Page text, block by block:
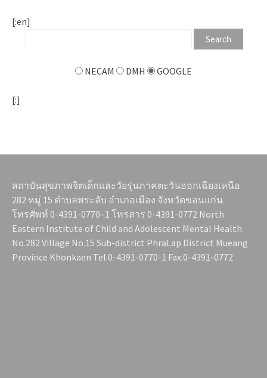
[:en]
NECAM DMH GOOGLE
[:]
สถาบันสุขภาพจิตเด็กและวัยรุ่นภาคตะวันออกเฉียงเหนือ
282 หมู่ 15 ตำบลพระลับ อำเภอเมือง จังหวัดขอนแก่น
โทรศัพท์ 0-4391-0770–1 โทรสาร 0-4391-0772 North
Eastern Institute of Child and Adolescent Mental Health
No.282 Village No.15 Sub-district PhraLap District Mueang
Province Khonkaen Tel.0-4391-0770-1 Fax.0-4391-0772